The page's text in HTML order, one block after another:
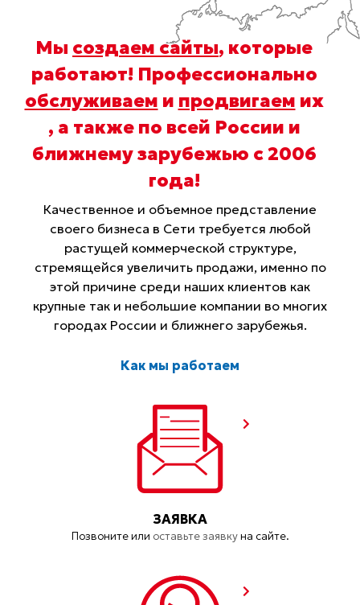
Мы создаем сайты, которые
работают! Профессионально
обслуживаем и продвигаем их
, а также по всей России и
ближнему зарубежью с 2006
года!
Качественное и объемное представление
своего бизнеса в Сети требуется любой
растущей коммерческой структуре,
стремящейся увеличить продажи, именно по
этой причине среди наших клиентов как
крупные так и небольшие компании во многих
городах России и ближнего зарубежья.
Как мы работаем
ЗАЯВКА
Позвоните или оставьте заявкуна сайте.